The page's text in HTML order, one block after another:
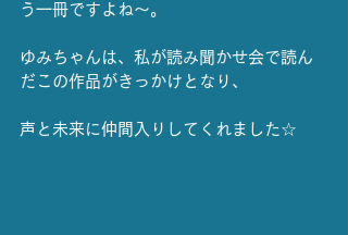
う一冊ですよね～。
ゆみちゃんは、私が読み聞かせ会で読ん
だこの作品がきっかけとなり、
声と未来に仲間入りしてくれました☆